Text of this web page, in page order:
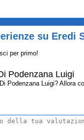
su Eredi
per primo!
Podenzana Luigi
Podenzana Luigi? Allora